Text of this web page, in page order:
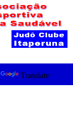
Translate